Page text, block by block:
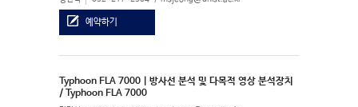
예약하기
Typhoon FLA 7000 | 방사선 분석 및 다목적 영상 분석장치
/ Typhoon FLA 7000